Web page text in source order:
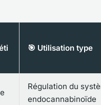
🎯 Utilisation type
Régulation du
endocannabinoïde